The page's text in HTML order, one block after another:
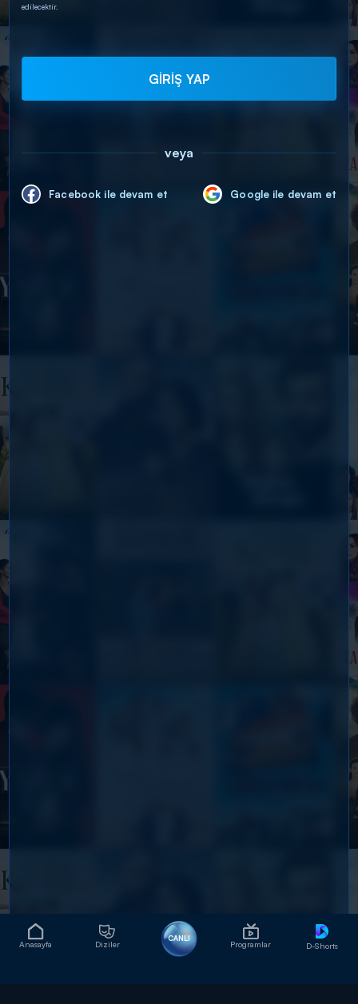
Anasayfa Diziler
CANLI
Programlar D-Shorts
edilecektir.
GİRİŞ YAP
veya
Facebook ile devam et Google ile devam et